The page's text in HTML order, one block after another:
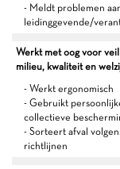
- Meldt problemen
leidinggevende/
Werkt met oog voor
milieu, kwaliteit en
- Werkt ergonomisch
- Gebruikt
collectieve
- Sorteert afval
richtlijnen